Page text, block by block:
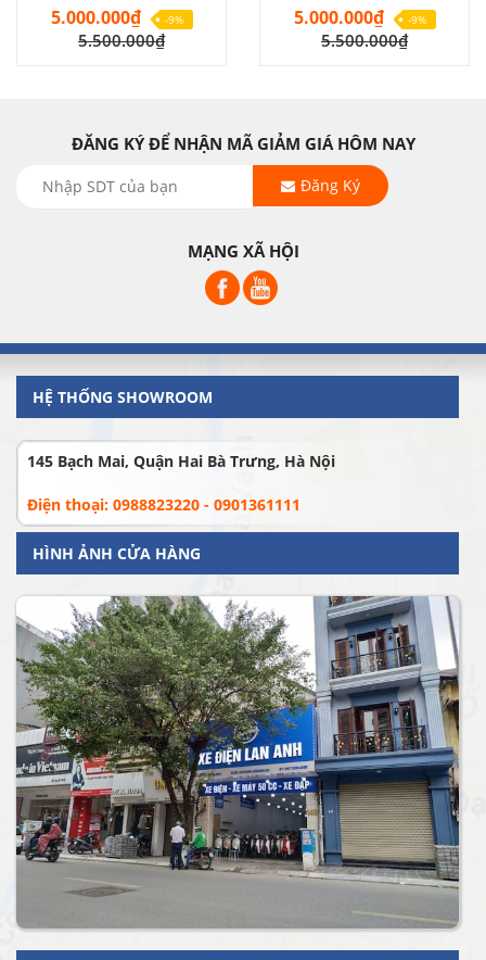
5.000.000₫ -9%
5.500.000₫
5.000.000₫ -9%
5.500.000₫
ĐĂNG KÝ ĐỂ NHẬN MÃ GIẢM GIÁ HÔM NAY
Đăng Ký
MẠNG XÃ HỘI
HỆ THỐNG SHOWROOM
145 Bạch Mai, Quận Hai Bà Trưng, Hà Nội
Điện thoại: 0988823220 - 0901361111
HÌNH ẢNH CỬA HÀNG